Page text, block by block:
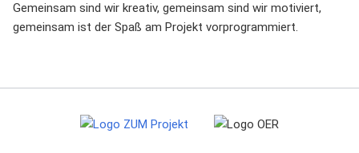
Gemeinsam sind wir kreativ, gemeinsam sind wir motiviert,
gemeinsam ist der Spaß am Projekt vorprogrammiert.